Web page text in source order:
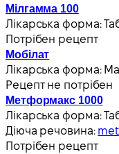
Мілгамма 100
Лікарська форма:
Потрібен рецепт
Мобілат
Лікарська форма:
Рецепт не потрібен
Метформакс 1000
Лікарська форма:
Діюча речовина:
Потрібен рецепт